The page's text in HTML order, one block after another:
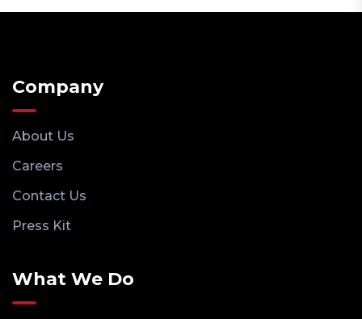
Company
About Us
Careers
Contact Us
Press Kit
What We Do